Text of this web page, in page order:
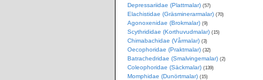
Depressariidae (Plattmalar) (57)
Elachistidae (Gräsminerarmalar) (70)
Agonoxenidae (Brokmalar) (9)
Scythrididae (Korthuvudmalar) (15)
Chimabachidae (Vårmalar) (3)
Oecophoridae (Praktmalar) (32)
Batrachedridae (Smalvingemalar) (2)
Coleophoridae (Säckmalar) (139)
Momphidae (Dunörtmalar) (15)